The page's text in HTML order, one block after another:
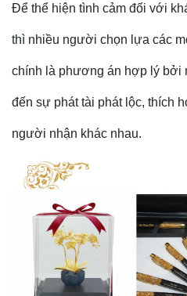
Để thể hiện tình cảm đối với
thì nhiều người chọn lựa các
chính là phương án hợp lý bởi
đến sự phát tài phát lộc, thích
người nhận khác nhau.